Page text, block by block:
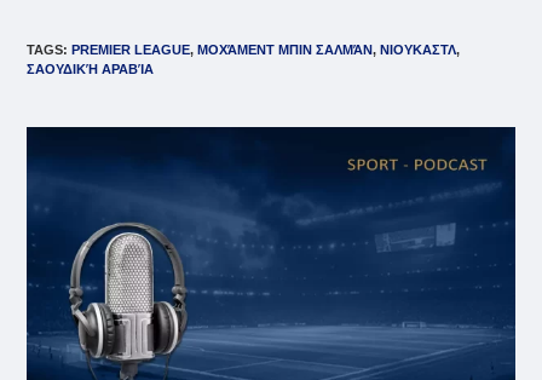
TAGS: PREMIER LEAGUE, ΜΟΧΆΜΕΝΤ ΜΠΙΝ ΣΑΛΜΆΝ, ΝΙΟΥΚΑΣΤΛ,
ΣΑΟΥΔΙΚΉ ΑΡΑΒΊΑ